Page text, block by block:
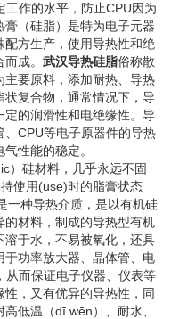
工作的水平，防止CPU因为
（硅脂）是特为电子元器
方生产，使用导热性和绝
成。 武汉导热硅脂俗称散
要原料，添加耐热、导热
复合物，通常情况下，导
的润滑性和电绝缘性。导
CPU等电子原器件的导热
性能的稳定。
）硅材料，几乎永远不固
使用(use)时的脂膏状态
一种导热介质，是以有机硅
材料，制成的导热型有机
于水，不易被氧化，还具
功率放大器、晶体管、电
从而保证电子仪器、仪表等
，又有优异的导热性，同
低温（dī wēn）、耐水、